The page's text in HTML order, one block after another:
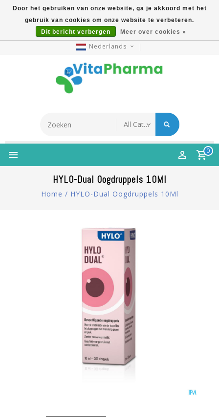
5% Korting Na Aanmelding Op Nieuwsbrief | Gratis
Verzending Vanaf €49 | Online Sinds 2007
Nederlands
0
HYLO-Dual Oogdruppels 10Ml
Home / HYLO-Dual Oogdruppels 10Ml
Door het gebruiken van onze website, ga je akkoord met het
gebruik van cookies om onze website te verbeteren.
Dit bericht verbergen
Meer over cookies »